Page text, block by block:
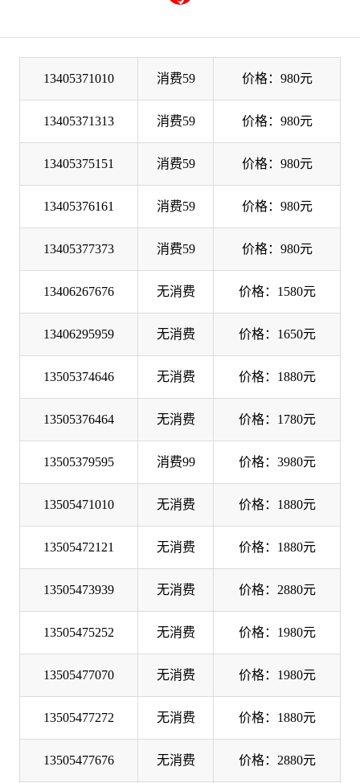
13405371010 消费59 价格：980元
13405371313 消费59 价格：980元
13405375151 消费59 价格：980元
13405376161 消费59 价格：980元
13405377373 消费59 价格：980元
13406267676 无消费 价格：1580元
13406295959 无消费 价格：1650元
13505374646 无消费 价格：1880元
13505376464 无消费 价格：1780元
13505379595 消费99 价格：3980元
13505471010 无消费 价格：1880元
13505472121 无消费 价格：1880元
13505473939 无消费 价格：2880元
13505475252 无消费 价格：1980元
13505477070 无消费 价格：1980元
13505477272 无消费 价格：1880元
13505477676 无消费 价格：2880元